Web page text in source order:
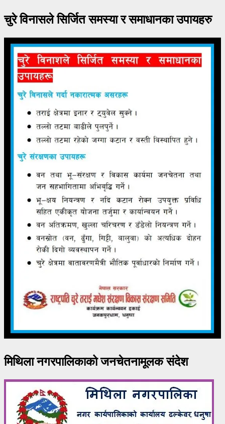
चुरे विनासले सिर्जित समस्या र समाधानका उपायहरु
मिथिला नगरपालिकाको जनचेतनामूलक संदेश